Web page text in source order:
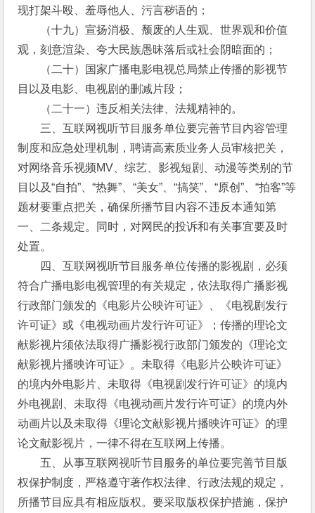
现打架斗殴、羞辱他人、污言秽语的；
（十九）宣扬消极、颓废的人生观、世界观和价值
观，刻意渲染、夸大民族愚昧落后或社会阴暗面的；
（二十）国家广播电影电视总局禁止传播的影视节
目以及电影、电视剧的删减片段；
（二十一）违反相关法律、法规精神的。
三、互联网视听节目服务单位要完善节目内容管理
制度和应急处理机制，聘请高素质业务人员审核把关，
对网络音乐视频MV、综艺、影视短剧、动漫等类别的节
目以及“自拍”、“热舞”、“美女”、“搞笑”、“原创”、“拍客”等
题材要重点把关，确保所播节目内容不违反本通知第
一、二条规定。同时，对网民的投诉和有关事宜要及时
处置。
四、互联网视听节目服务单位传播的影视剧，必须
符合广播电影电视管理的有关规定，依法取得广播影视
行政部门颁发的《电影片公映许可证》、《电视剧发行
许可证》或《电视动画片发行许可证》；传播的理论文
献影视片须依法取得广播影视行政部门颁发的《理论文
献影视片播映许可证》。未取得《电影片公映许可证》
的境内外电影片、未取得《电视剧发行许可证》的境内
外电视剧、未取得《电视动画片发行许可证》的境内外
动画片以及未取得《理论文献影视片播映许可证》的理
论文献影视片，一律不得在互联网上传播。
五、从事互联网视听节目服务的单位要完善节目版
权保护制度，严格遵守著作权法律、行政法规的规定，
所播节目应具有相应版权。要采取版权保护措施，保护